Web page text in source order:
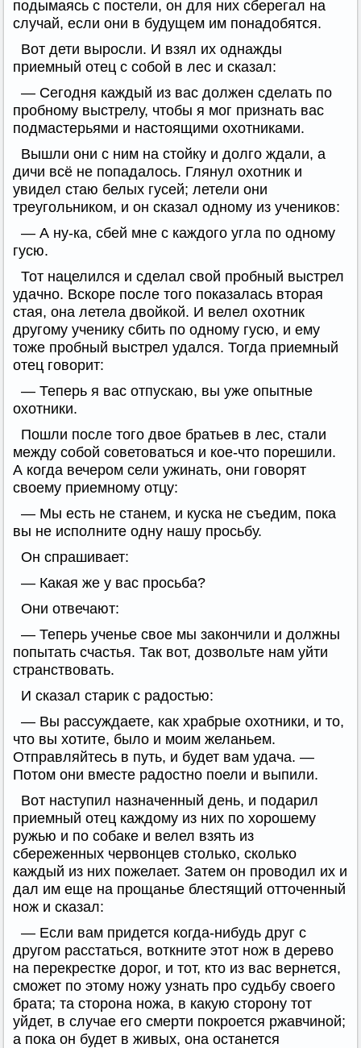
подымаясь с постели, он для них сберегал на
случай, если они в будущем им понадобятся.
Вот дети выросли. И взял их однажды
приемный отец с собой в лес и сказал:
— Сегодня каждый из вас должен сделать по
пробному выстрелу, чтобы я мог признать вас
подмастерьями и настоящими охотниками.
Вышли они с ним на стойку и долго ждали, а
дичи всё не попадалось. Глянул охотник и
увидел стаю белых гусей; летели они
треугольником, и он сказал одному из учеников:
— А ну-ка, сбей мне с каждого угла по одному
гусю.
Тот нацелился и сделал свой пробный выстрел
удачно. Вскоре после того показалась вторая
стая, она летела двойкой. И велел охотник
другому ученику сбить по одному гусю, и ему
тоже пробный выстрел удался. Тогда приемный
отец говорит:
— Теперь я вас отпускаю, вы уже опытные
охотники.
Пошли после того двое братьев в лес, стали
между собой советоваться и кое-что порешили.
А когда вечером сели ужинать, они говорят
своему приемному отцу:
— Мы есть не станем, и куска не съедим, пока
вы не исполните одну нашу просьбу.
Он спрашивает:
— Какая же у вас просьба?
Они отвечают:
— Теперь ученье свое мы закончили и должны
попытать счастья. Так вот, дозвольте нам уйти
странствовать.
И сказал старик с радостью:
— Вы рассуждаете, как храбрые охотники, и то,
что вы хотите, было и моим желаньем.
Отправляйтесь в путь, и будет вам удача. —
Потом они вместе радостно поели и выпили.
Вот наступил назначенный день, и подарил
приемный отец каждому из них по хорошему
ружью и по собаке и велел взять из
сбереженных червонцев столько, сколько
каждый из них пожелает. Затем он проводил их и
дал им еще на прощанье блестящий отточенный
нож и сказал:
— Если вам придется когда-нибудь друг с
другом расстаться, воткните этот нож в дерево
на перекрестке дорог, и тот, кто из вас вернется,
сможет по этому ножу узнать про судьбу своего
брата; та сторона ножа, в какую сторону тот
уйдет, в случае его смерти покроется ржавчиной;
а пока он будет в живых, она останется